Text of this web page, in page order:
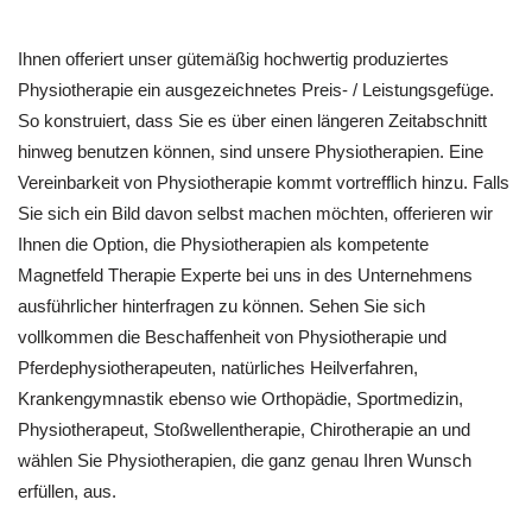
Ihnen offeriert unser gütemäßig hochwertig produziertes
Physiotherapie ein ausgezeichnetes Preis- / Leistungsgefüge.
So konstruiert, dass Sie es über einen längeren Zeitabschnitt
hinweg benutzen können, sind unsere Physiotherapien. Eine
Vereinbarkeit von Physiotherapie kommt vortrefflich hinzu. Falls
Sie sich ein Bild davon selbst machen möchten, offerieren wir
Ihnen die Option, die Physiotherapien als kompetente
Magnetfeld Therapie Experte bei uns in des Unternehmens
ausführlicher hinterfragen zu können. Sehen Sie sich
vollkommen die Beschaffenheit von Physiotherapie und
Pferdephysiotherapeuten, natürliches Heilverfahren,
Krankengymnastik ebenso wie Orthopädie, Sportmedizin,
Physiotherapeut, Stoßwellentherapie, Chirotherapie an und
wählen Sie Physiotherapien, die ganz genau Ihren Wunsch
erfüllen, aus.